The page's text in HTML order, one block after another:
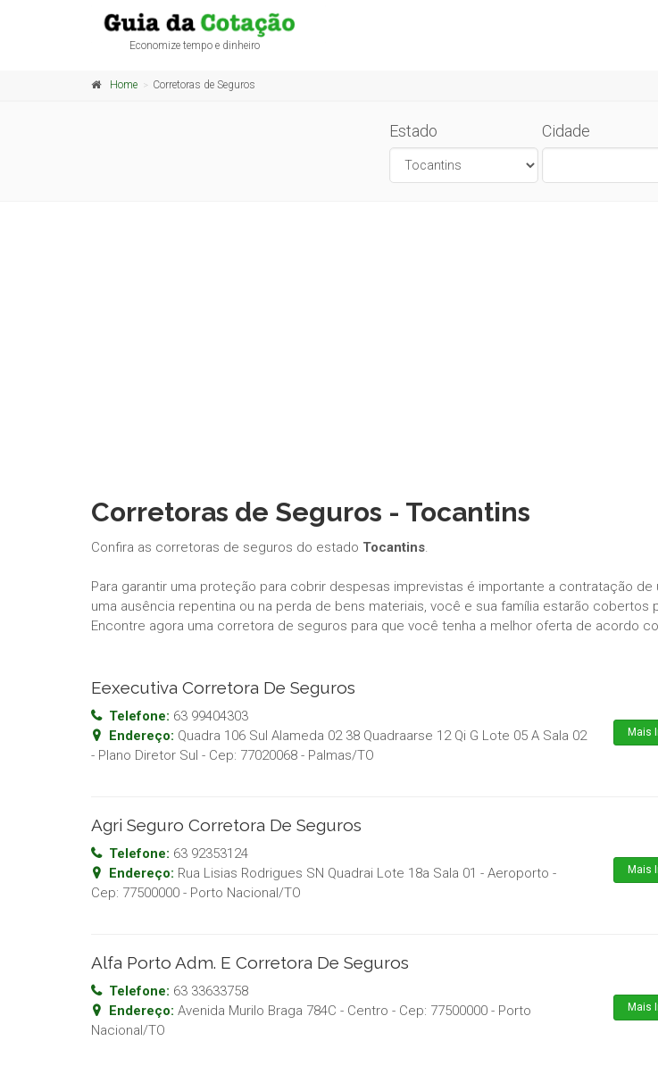
Economize tempo e dinheiro
Home Corretoras de Seguros
Estado Cidade
Corretoras de Seguros - Tocantins
Confira as corretoras de seguros do estado Tocantins.
Para garantir uma proteção para cobrir despesas imprevistas é importante a contratação
uma ausência repentina ou na perda de bens materiais, você e sua família estarão cobertos
Encontre agora uma corretora de seguros para que você tenha a melhor oferta de acordo
Eexecutiva Corretora De Seguros
Telefone: 63 99404303
Endereço: Quadra 106 Sul Alameda 02 38 Quadraarse 12 Qi G Lote 05 A Sala 02
- Plano Diretor Sul - Cep: 77020068 - Palmas/TO
Mais
Agri Seguro Corretora De Seguros
Telefone: 63 92353124
Endereço: Rua Lisias Rodrigues SN Quadrai Lote 18a Sala 01 - Aeroporto -
Cep: 77500000 - Porto Nacional/TO
Mais
Alfa Porto Adm. E Corretora De Seguros
Telefone: 63 33633758
Endereço: Avenida Murilo Braga 784C - Centro - Cep: 77500000 - Porto
Nacional/TO
Mais